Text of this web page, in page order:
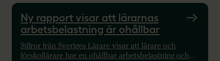
Ny rapport visar att lärarnas
arbetsbelastning är ohållbar
Siffror från Sveriges Lärare visar att lärare och
förskollärare har en ohållbar arbetsbelastning och